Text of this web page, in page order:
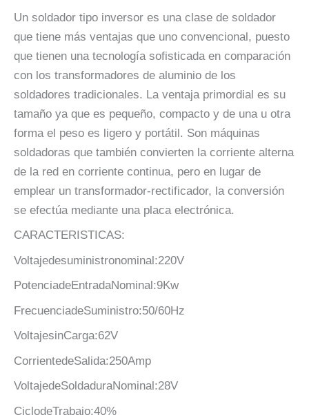
Un soldador tipo inversor es una clase de soldador
que tiene más ventajas que uno convencional, puesto
que tienen una tecnología sofisticada en comparación
con los transformadores de aluminio de los
soldadores tradicionales. La ventaja primordial es su
tamaño ya que es pequeño, compacto y de una u otra
forma el peso es ligero y portátil. Son máquinas
soldadoras que también convierten la corriente alterna
de la red en corriente continua, pero en lugar de
emplear un transformador-rectificador, la conversión
se efectúa mediante una placa electrónica.
CARACTERISTICAS:
Voltajedesuministronominal:220V
PotenciadeEntradaNominal:9Kw
FrecuenciadeSuministro:50/60Hz
VoltajesinCarga:62V
CorrientedeSalida:250Amp
VoltajedeSoldaduraNominal:28V
CiclodeTrabajo:40%